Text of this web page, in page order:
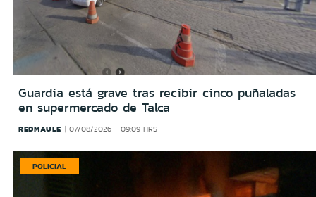
Guardia está grave tras recibir cinco puñaladas
en supermercado de Talca
REDMAULE 07/08/2026 - 09:09 HRS
POLICIAL